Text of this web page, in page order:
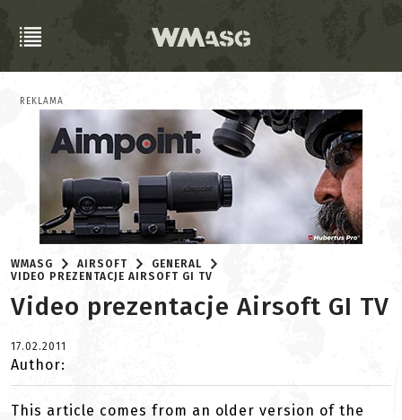
REKLAMA
WMASG AIRSOFT
GENERAL
VIDEO PREZENTACJE AIRSOFT GI TV
Video prezentacje Airsoft GI TV
17.02.2011
Author:
This article comes from an older version of the